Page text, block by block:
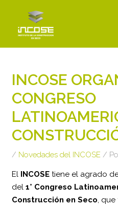
contenido
INCOSE
CONGRESO
/ Novedades del INCOSE /
El INCOSEtiene el agrado
del1° Congreso
Construcción en Seco ,
entradas